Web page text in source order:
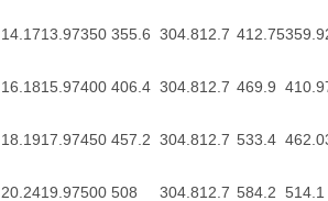
14.1713.97350 355.6 304.812.7 412.75
16.1815.97400 406.4 304.812.7 469.9
18.1917.97450 457.2 304.812.7 533.4
20.2419.97500 508 304.812.7 584.2 514.1